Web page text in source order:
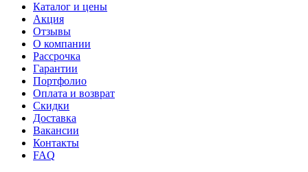
Каталог и цены
Акция
Отзывы
О компании
Рассрочка
Гарантии
Портфолио
Оплата и возврат
Скидки
Доставка
Вакансии
Контакты
FAQ